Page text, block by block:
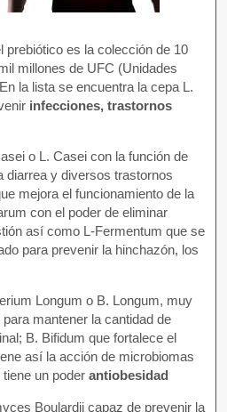
prebiótico es la colección de 10
millones de UFC (Unidades
la lista se encuentra la cepa L.
infecciones, trastornos
o L. Casei con la función de
diarrea y diversos trastornos
mejora el funcionamiento de la
con el poder de eliminar
así como L-Fermentum que se
para prevenir la hinchazón, los
Longum o B. Longum, muy
mantener la cantidad de
B. Bifidum que fortalece el
así la acción de microbiomas
un poder antiobesidad
Boulardii capaz de prevenir la